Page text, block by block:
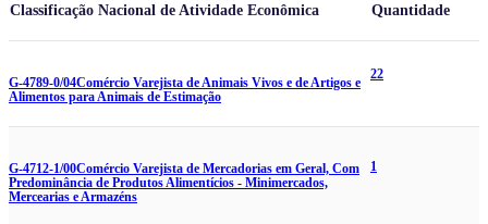
Classificação Nacional de Atividade Econômica Quantidade
G-4789-0/04Comércio Varejista de Animais Vivos e de Artigos e
Alimentos para Animais de Estimação
22
G-4712-1/00Comércio Varejista de Mercadorias em Geral, Com
Predominância de Produtos Alimentícios - Minimercados,
Mercearias e Armazéns
1